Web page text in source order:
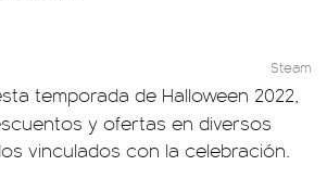
Steam
temporada de Halloween 2022,
y ofertas en diversos
vinculados con la celebración.